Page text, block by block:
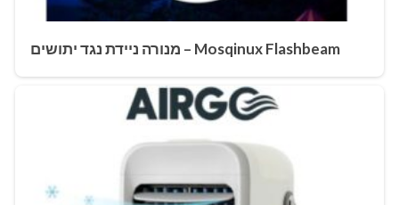
Mosqinux Flashbeam – מנורה ניידת נגד יתושים